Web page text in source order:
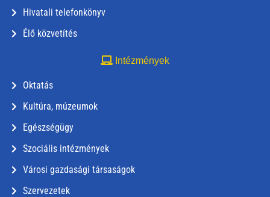
Hivatali telefonkönyv
Élő közvetítés
Intézmények
Oktatás
Kultúra, múzeumok
Egészségügy
Szociális intézmények
Városi gazdasági társaságok
Szervezetek